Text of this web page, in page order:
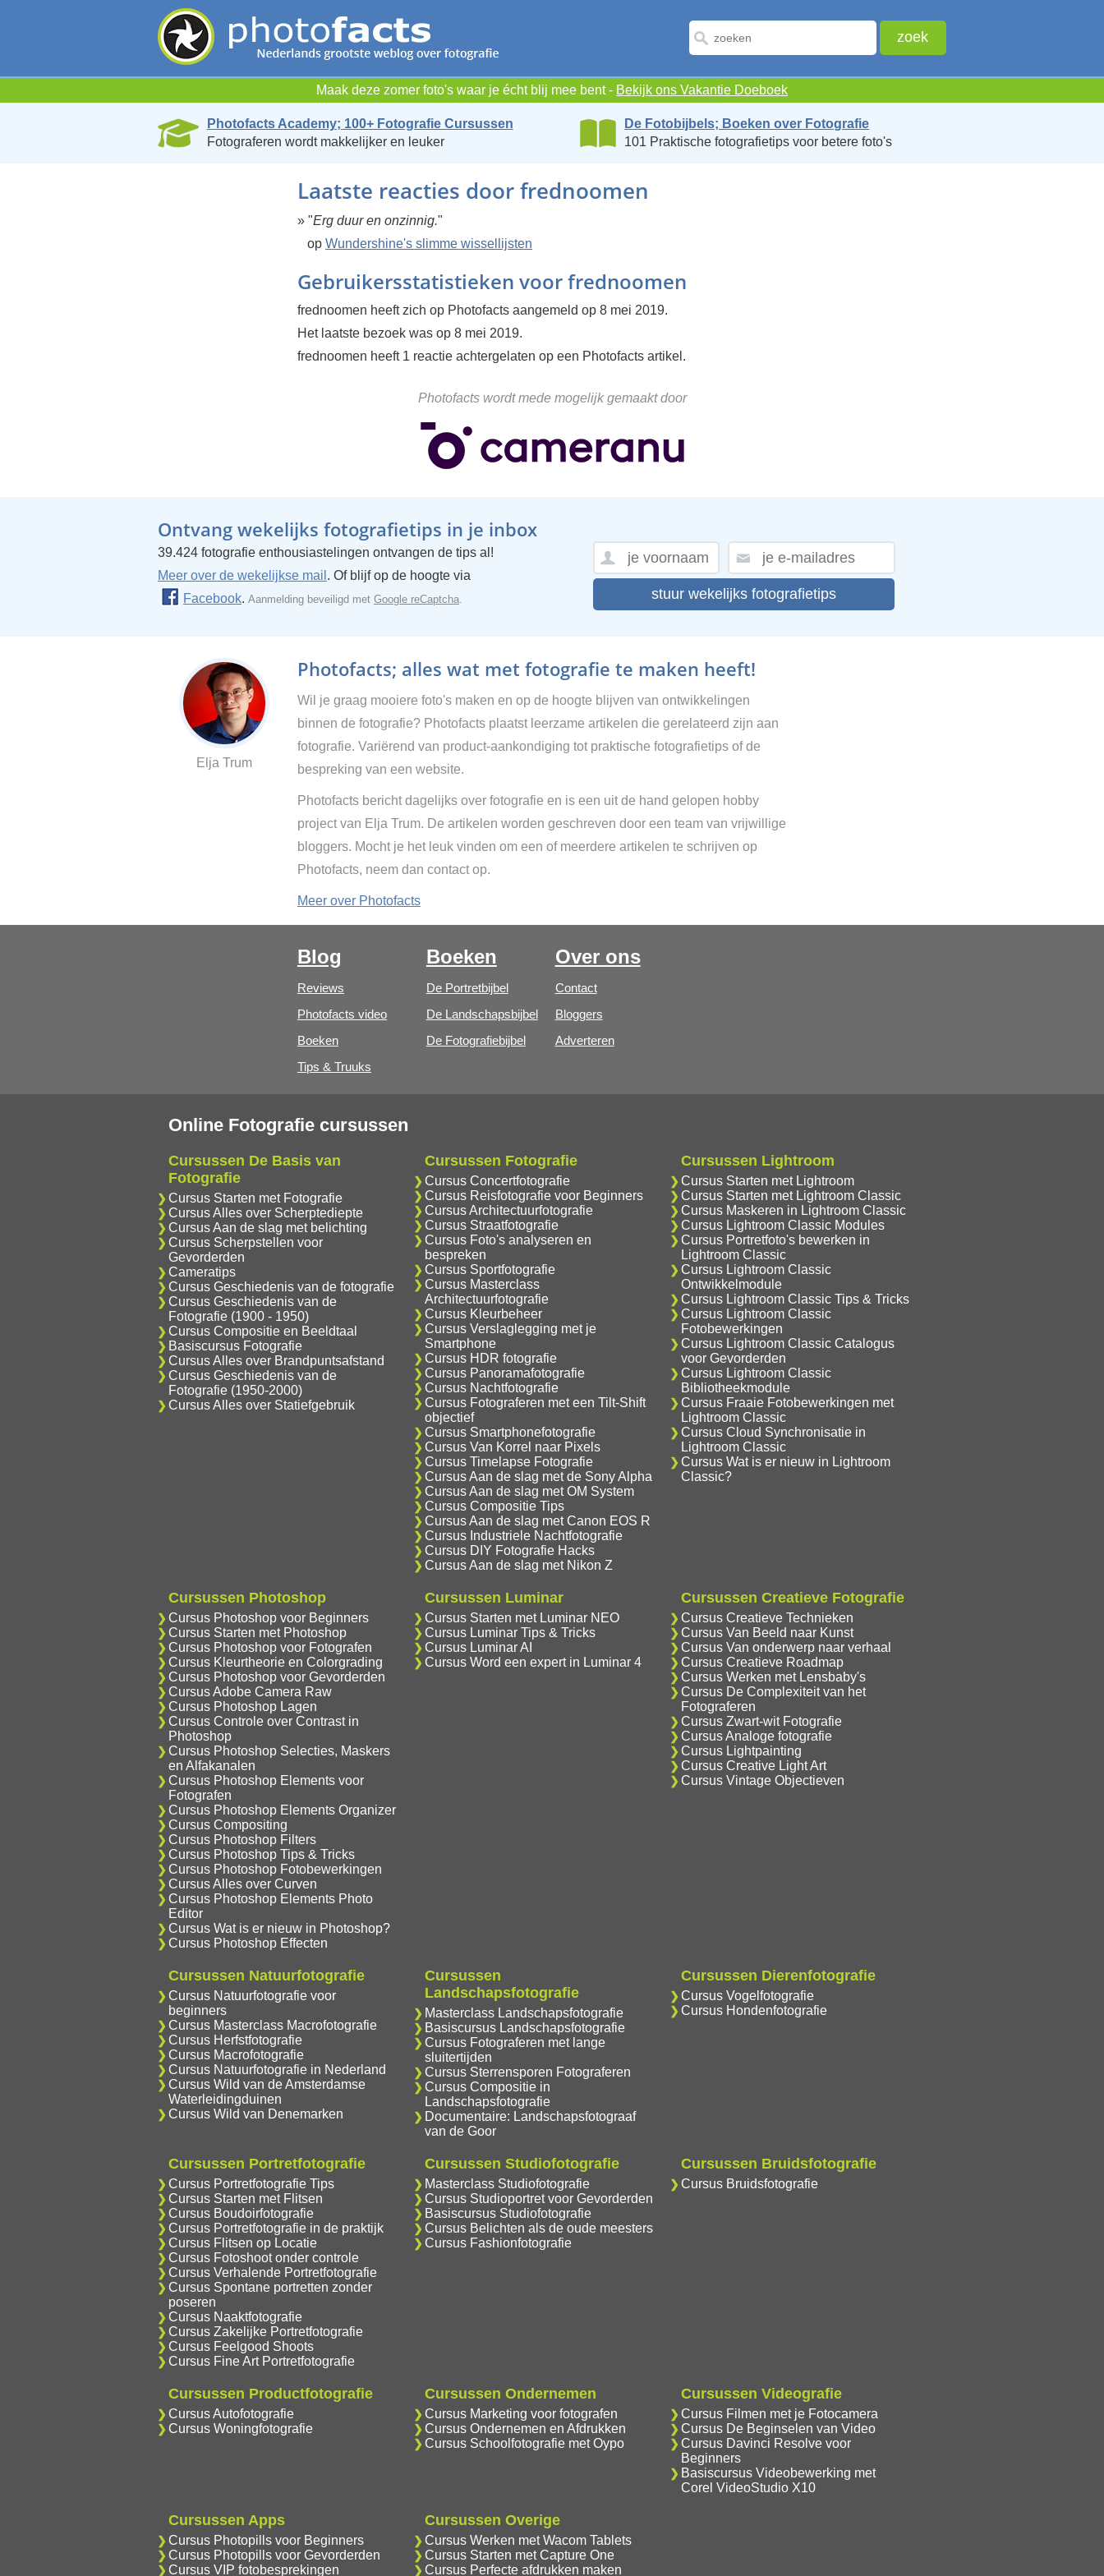
Maak deze zomer foto's waar je écht blij mee bent - Bekijk ons Vakantie Doeboek
Photofacts Academy; 100+ Fotografie Cursussen
Fotograferen wordt makkelijker en leuker
De Fotobijbels; Boeken over Fotografie
101 Praktische fotografietips voor betere foto's
Laatste reacties door frednoomen
» "Erg duur en onzinnig."
op Wundershine's slimme wissellijsten
Gebruikersstatistieken voor frednoomen
frednoomen heeft zich op Photofacts aangemeld op 8 mei 2019.
Het laatste bezoek was op 8 mei 2019.
frednoomen heeft 1 reactie achtergelaten op een Photofacts artikel.
Photofacts wordt mede mogelijk gemaakt door
Ontvang wekelijks fotografietips in je inbox
39.424 fotografie enthousiastelingen ontvangen de tips al!
Meer over de wekelijkse mail . Of blijf op de hoogte via
Facebook. Aanmelding beveiligd met Google reCaptcha. stuur wekelijks fotografietips
Elja Trum
Photofacts; alles wat met fotografie te maken heeft!
Wil je graag mooiere foto's maken en op de hoogte blijven van ontwikkelingen
binnen de fotografie? Photofacts plaatst leerzame artikelen die gerelateerd zijn aan
fotografie. Variërend van product-aankondiging tot praktische fotografietips of de
bespreking van een website.
Photofacts bericht dagelijks over fotografie en is een uit de hand gelopen hobby
project van Elja Trum. De artikelen worden geschreven door een team van vrijwillige
bloggers. Mocht je het leuk vinden om een of meerdere artikelen te schrijven op
Photofacts, neem dan contact op.
Meer over Photofacts
Blog
Reviews
Photofacts video
Boeken
Tips & Truuks
Boeken
De Portretbijbel
De Landschapsbijbel
De Fotografiebijbel
Over ons
Contact
Bloggers
Adverteren
Online Fotografie cursussen
Cursussen De Basis van
Fotografie
Cursus Starten met Fotografie
Cursus Alles over Scherptediepte
Cursus Aan de slag met belichting
Cursus Scherpstellen voor
Gevorderden
Cameratips
Cursus Geschiedenis van de fotografie
Cursus Geschiedenis van de
Fotografie (1900 - 1950)
Cursus Compositie en Beeldtaal
Basiscursus Fotografie
Cursus Alles over Brandpuntsafstand
Cursus Geschiedenis van de
Fotografie (1950-2000)
Cursus Alles over Statiefgebruik
Cursussen Fotografie
Cursus Concertfotografie
Cursus Reisfotografie voor Beginners
Cursus Architectuurfotografie
Cursus Straatfotografie
Cursus Foto's analyseren en
bespreken
Cursus Sportfotografie
Cursus Masterclass
Architectuurfotografie
Cursus Kleurbeheer
Cursus Verslaglegging met je
Smartphone
Cursus HDR fotografie
Cursus Panoramafotografie
Cursus Nachtfotografie
Cursus Fotograferen met een Tilt-Shift
objectief
Cursus Smartphonefotografie
Cursus Van Korrel naar Pixels
Cursus Timelapse Fotografie
Cursus Aan de slag met de Sony Alpha
Cursus Aan de slag met OM System
Cursus Compositie Tips
Cursus Aan de slag met Canon EOS R
Cursus Industriele Nachtfotografie
Cursus DIY Fotografie Hacks
Cursus Aan de slag met Nikon Z
Cursussen Lightroom
Cursus Starten met Lightroom
Cursus Starten met Lightroom Classic
Cursus Maskeren in Lightroom Classic
Cursus Lightroom Classic Modules
Cursus Portretfoto's bewerken in
Lightroom Classic
Cursus Lightroom Classic
Ontwikkelmodule
Cursus Lightroom Classic Tips & Tricks
Cursus Lightroom Classic
Fotobewerkingen
Cursus Lightroom Classic Catalogus
voor Gevorderden
Cursus Lightroom Classic
Bibliotheekmodule
Cursus Fraaie Fotobewerkingen met
Lightroom Classic
Cursus Cloud Synchronisatie in
Lightroom Classic
Cursus Wat is er nieuw in Lightroom
Classic?
Cursussen Photoshop
Cursus Photoshop voor Beginners
Cursus Starten met Photoshop
Cursus Photoshop voor Fotografen
Cursus Kleurtheorie en Colorgrading
Cursus Photoshop voor Gevorderden
Cursus Adobe Camera Raw
Cursus Photoshop Lagen
Cursus Controle over Contrast in
Photoshop
Cursus Photoshop Selecties, Maskers
en Alfakanalen
Cursus Photoshop Elements voor
Fotografen
Cursus Photoshop Elements Organizer
Cursus Compositing
Cursus Photoshop Filters
Cursus Photoshop Tips & Tricks
Cursus Photoshop Fotobewerkingen
Cursus Alles over Curven
Cursus Photoshop Elements Photo
Editor
Cursus Wat is er nieuw in Photoshop?
Cursus Photoshop Effecten
Cursussen Luminar
Cursus Starten met Luminar NEO
Cursus Luminar Tips & Tricks
Cursus Luminar AI
Cursus Word een expert in Luminar 4
Cursussen Creatieve Fotografie
Cursus Creatieve Technieken
Cursus Van Beeld naar Kunst
Cursus Van onderwerp naar verhaal
Cursus Creatieve Roadmap
Cursus Werken met Lensbaby's
Cursus De Complexiteit van het
Fotograferen
Cursus Zwart-wit Fotografie
Cursus Analoge fotografie
Cursus Lightpainting
Cursus Creative Light Art
Cursus Vintage Objectieven
Cursussen Natuurfotografie
Cursus Natuurfotografie voor
beginners
Cursus Masterclass Macrofotografie
Cursus Herfstfotografie
Cursus Macrofotografie
Cursus Natuurfotografie in Nederland
Cursus Wild van de Amsterdamse
Waterleidingduinen
Cursus Wild van Denemarken
Cursussen
Landschapsfotografie
Masterclass Landschapsfotografie
Basiscursus Landschapsfotografie
Cursus Fotograferen met lange
sluitertijden
Cursus Sterrensporen Fotograferen
Cursus Compositie in
Landschapsfotografie
Documentaire: Landschapsfotograaf
van de Goor
Cursussen Dierenfotografie
Cursus Vogelfotografie
Cursus Hondenfotografie
Cursussen Portretfotografie
Cursus Portretfotografie Tips
Cursus Starten met Flitsen
Cursus Boudoirfotografie
Cursus Portretfotografie in de praktijk
Cursus Flitsen op Locatie
Cursus Fotoshoot onder controle
Cursus Verhalende Portretfotografie
Cursus Spontane portretten zonder
poseren
Cursus Naaktfotografie
Cursus Zakelijke Portretfotografie
Cursus Feelgood Shoots
Cursus Fine Art Portretfotografie
Cursussen Studiofotografie
Masterclass Studiofotografie
Cursus Studioportret voor Gevorderden
Basiscursus Studiofotografie
Cursus Belichten als de oude meesters
Cursus Fashionfotografie
Cursussen Bruidsfotografie
Cursus Bruidsfotografie
Cursussen Productfotografie
Cursus Autofotografie
Cursus Woningfotografie
Cursussen Ondernemen
Cursus Marketing voor fotografen
Cursus Ondernemen en Afdrukken
Cursus Schoolfotografie met Oypo
Cursussen Videografie
Cursus Filmen met je Fotocamera
Cursus De Beginselen van Video
Cursus Davinci Resolve voor
Beginners
Basiscursus Videobewerking met
Corel VideoStudio X10
Cursussen Apps
Cursus Photopills voor Beginners
Cursus Photopills voor Gevorderden
Cursus VIP fotobesprekingen
Cursussen Overige
Cursus Werken met Wacom Tablets
Cursus Starten met Capture One
Cursus Perfecte afdrukken maken